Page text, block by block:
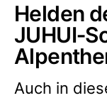
Helden
Auch in